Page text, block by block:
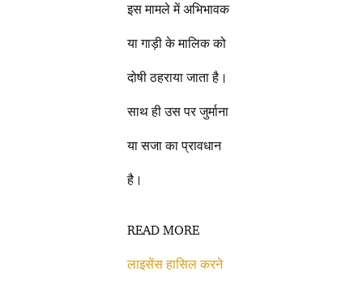
इस मामले में अभिभावक
या गाड़ी के मालिक को
दोषी ठहराया जाता है।
साथ ही उस पर जुर्माना
या सजा का प्रावधान
है।
READ MORE
लाइसेंस हासिल करने